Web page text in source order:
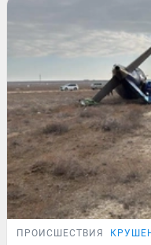
ПРОИСШЕСТВИЯ